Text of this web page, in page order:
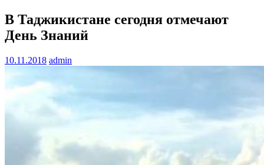
В Таджикистане сегодня отмечают
День Знаний
10.11.2018 admin